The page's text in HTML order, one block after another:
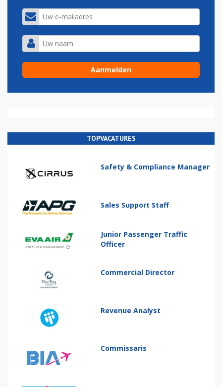
TOPVACATURES
Safety & Compliance Manager
Sales Support Staff
Junior Passenger Traffic
Officer
Commercial Director
Revenue Analyst
Commissaris